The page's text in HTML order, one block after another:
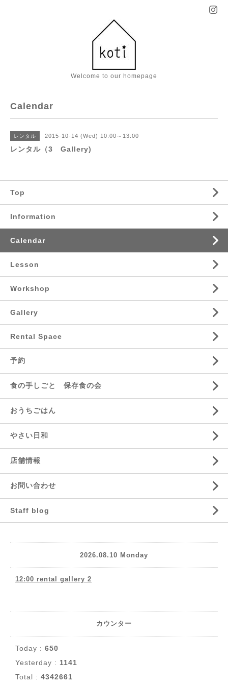
Welcome to our homepage
Calendar
レンタル 2015-10-14 (Wed) 10:00～13:00
レンタル（3 Gallery)
Top
Information
Calendar
Lesson
Workshop
Gallery
Rental Space
予約
食の手しごと 保存食の会
おうちごはん
やさい日和
店舗情報
お問い合わせ
Staff blog
2026.08.10 Monday
12:00 rental gallery 2
カウンター
Today : 650
Yesterday : 1141
Total : 4342661